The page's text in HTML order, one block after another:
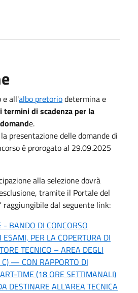
e all'albo pretoriodetermina e
termini di scadenza per la
e.
presentazione delle domande di
è prorogato al 29.09.2025
alla selezione dovrà
tramite il Portale del
raggiungibile dal seguente link:
- BANDO DI CONCORSO
PER LA COPERTURA DI
TECNICO – AREA DEGLI
C) — CON RAPPORTO DI
TIME (18 ORE SETTIMANALI)
DESTINARE ALL'AREA TECNICA